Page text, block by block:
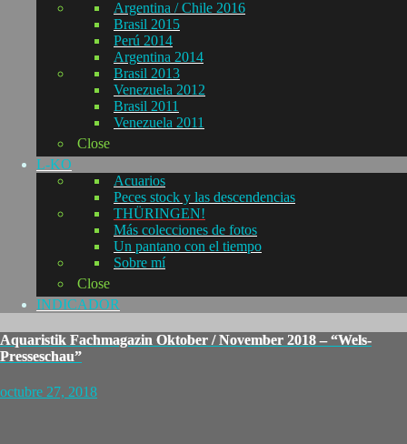
Argentina / Chile 2016
Brasil 2015
Perú 2014
Argentina 2014
Brasil 2013
Venezuela 2012
Brasil 2011
Venezuela 2011
Close
L-KO
Acuarios
Peces stock y las descendencias
THÜRINGEN!
Más colecciones de fotos
Un pantano con el tiempo
Sobre mí
Close
INDICADOR
Aquaristik Fachmagazin Oktober / November 2018 – “Wels-
Presseschau”
octubre 27, 2018